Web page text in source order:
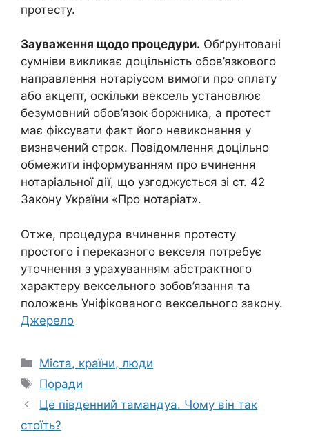
протесту.
Зауваження щодо процедури. Обґрунтовані
сумніви викликає доцільність обов’язкового
направлення нотаріусом вимоги про оплату
або акцепт, оскільки вексель установлює
безумовний обов’язок боржника, а протест
має фіксувати факт його невиконання у
визначений строк. Повідомлення доцільно
обмежити інформуванням про вчинення
нотаріальної дії, що узгоджується зі ст. 42
Закону України «Про нотаріат».
Отже, процедура вчинення протесту
простого і переказного векселя потребує
уточнення з урахуванням абстрактного
характеру вексельного зобов’язання та
положень Уніфікованого вексельного закону.
Джерело
Категорії
Міста, країни, люди
Позначки
Поради
Це південний тамандуа. Чому він так
стоїть?